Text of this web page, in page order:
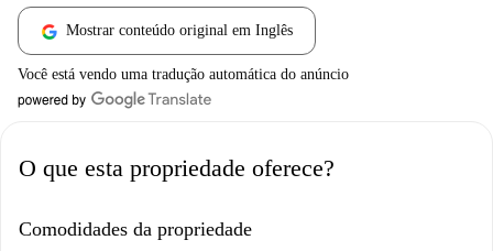
Mostrar conteúdo original em Inglês
Você está vendo uma tradução automática do anúncio
O que esta propriedade oferece?
Comodidades da propriedade